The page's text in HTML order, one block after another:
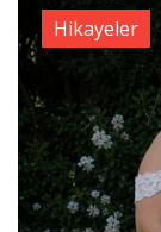
Hikayeler